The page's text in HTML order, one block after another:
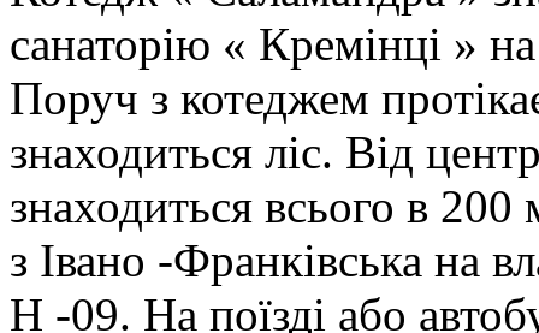
санаторію « Кремінці »
Поруч з котеджем
знаходиться ліс. Від
знаходиться всього в
з Івано -Франківська на
Н -09. На поїзді або